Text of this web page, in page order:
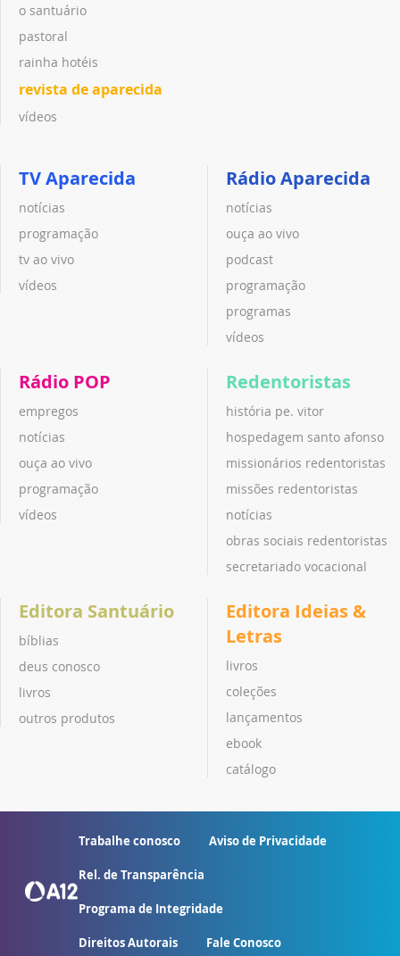
o santuário
pastoral
rainha hotéis
revista de aparecida
vídeos
TV Aparecida
notícias
programação
tv ao vivo
vídeos
Rádio Aparecida
notícias
ouça ao vivo
podcast
programação
programas
vídeos
Rádio POP
empregos
notícias
ouça ao vivo
programação
vídeos
Redentoristas
história pe. vitor
hospedagem santo afonso
missionários redentoristas
missões redentoristas
notícias
obras sociais redentoristas
secretariado vocacional
Editora Santuário
bíblias
deus conosco
livros
outros produtos
Editora Ideias &
Letras
livros
coleções
lançamentos
ebook
catálogo
Trabalhe conosco Aviso de Privacidade
Rel. de Transparência
Programa de Integridade
Direitos Autorais Fale Conosco